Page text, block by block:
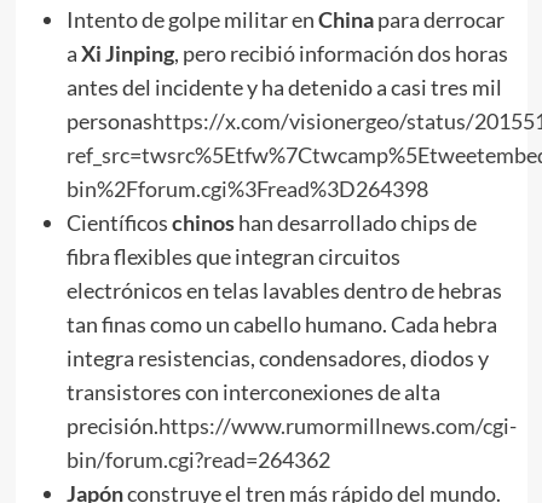
Intento de golpe militar enChinapara derrocar
aXi Jinping, pero recibió información dos horas
antes del incidente y ha detenido a casi tres mil
personashttps://x.com/visionergeo/status/
bin%2Fforum.cgi%3Fread%3D264398
Científicoschinoshan desarrollado chips de
fibra flexibles que integran circuitos
electrónicos en telas lavables dentro de hebras
tan finas como un cabello humano. Cada hebra
integra resistencias, condensadores, diodos y
transistores con interconexiones de alta
precisión.https://www.rumormillnews.com/cgi-
bin/forum.cgi?read=264362
Japónconstruye el tren más rápido del mundo.